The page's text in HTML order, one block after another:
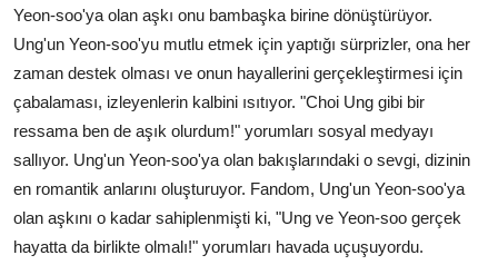
Yeon-soo'ya olan aşkı onu bambaşka birine dönüştürüyor.
Ung'un Yeon-soo'yu mutlu etmek için yaptığı sürprizler, ona her
zaman destek olması ve onun hayallerini gerçekleştirmesi için
çabalaması, izleyenlerin kalbini ısıtıyor. "Choi Ung gibi bir
ressama ben de aşık olurdum!" yorumları sosyal medyayı
sallıyor. Ung'un Yeon-soo'ya olan bakışlarındaki o sevgi, dizinin
en romantik anlarını oluşturuyor. Fandom, Ung'un Yeon-soo'ya
olan aşkını o kadar sahiplenmişti ki, "Ung ve Yeon-soo gerçek
hayatta da birlikte olmalı!" yorumları havada uçuşuyordu.